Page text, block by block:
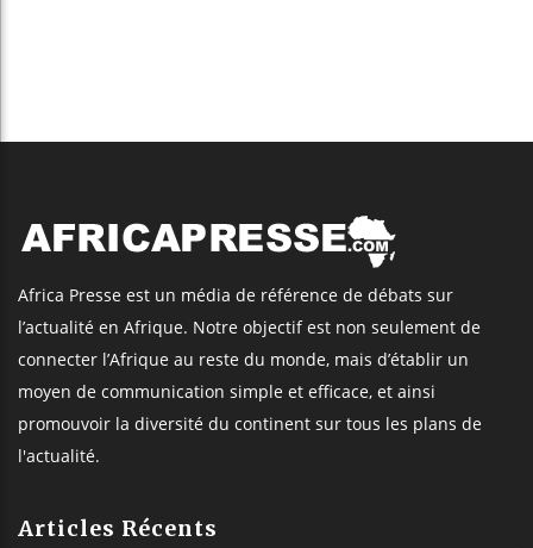
Africa Presse est un média de référence de débats sur
l’actualité en Afrique. Notre objectif est non seulement de
connecter l’Afrique au reste du monde, mais d’établir un
moyen de communication simple et efficace, et ainsi
promouvoir la diversité du continent sur tous les plans de
l'actualité.
Articles Récents